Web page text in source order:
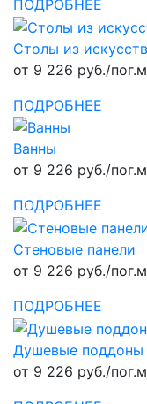
ПОДРОБНЕЕ
Столы из
от 9 226 руб./пог.м
ПОДРОБНЕЕ
Ванны
от 9 226 руб./пог.м
ПОДРОБНЕЕ
Стеновые панели
от 9 226 руб./пог.м
ПОДРОБНЕЕ
Душевые поддоны
от 9 226 руб./пог.м